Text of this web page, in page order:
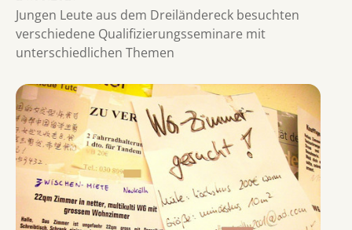
Jungen Leute aus dem Dreiländereck besuchten
verschiedene Qualifizierungsseminare mit
unterschiedlichen Themen